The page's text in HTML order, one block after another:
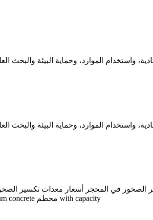
الكامل ranging from 20 tph to 150 tph asphalt drum mix plant asphalt drum concrete محطم with capacity